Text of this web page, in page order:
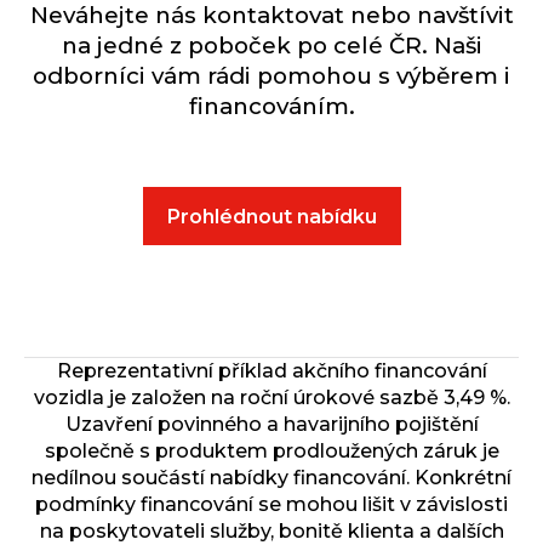
Neváhejte nás kontaktovat nebo navštívit
na jedné z poboček po celé ČR. Naši
odborníci vám rádi pomohou s výběrem i
financováním.
Prohlédnout nabídku
Reprezentativní příklad akčního financování
vozidla je založen na roční úrokové sazbě 3,49 %.
Uzavření povinného a havarijního pojištění
společně s produktem prodloužených záruk je
nedílnou součástí nabídky financování. Konkrétní
podmínky financování se mohou lišit v závislosti
na poskytovateli služby, bonitě klienta a dalších